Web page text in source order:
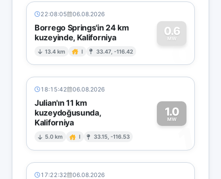
22:08:05 06.08.2026
Borrego Springs'in 24 km
kuzeyinde, Kaliforniya
13.4 km I 33.47, -116.42
0.6
MW
0
18:15:42 06.08.2026
Julian'ın 11 km
kuzeydoğusunda,
Kaliforniya
5.0 km I 33.15, -116.53
1.0
MW
1
17:22:32 06.08.2026